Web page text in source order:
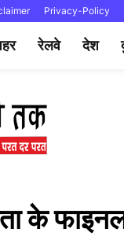
Privacy-Policy
रेलवे देश
के